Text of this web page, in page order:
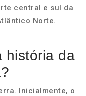
central e sul da
Norte.
história da
Inicialmente, o